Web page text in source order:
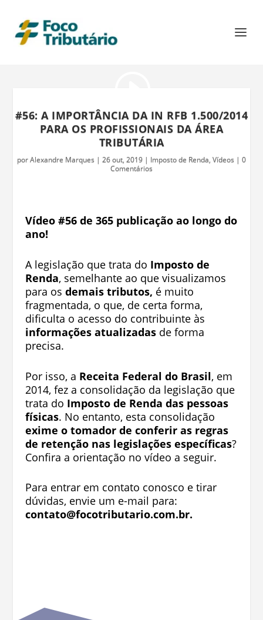
#56: A IMPORTÂNCIA DA IN RFB 1.500/2014
PARA OS PROFISSIONAIS DA ÁREA
TRIBUTÁRIA
porAlexandre Marques | 26 out, 2019 | Imposto de Renda, Vídeos | 0
Comentários
Vídeo #56 de 365 publicação ao longo do
ano!
A legislação que trata do Imposto de
Renda, semelhante ao que visualizamos
para os demais tributos, é muito
fragmentada, o que, de certa forma,
dificulta o acesso do contribuinte às
informações atualizadasde forma
precisa.
Por isso, a Receita Federal do Brasil, em
2014, fez a consolidação da legislação que
trata do Imposto de Renda das pessoas
físicas. No entanto, esta consolidação
exime o tomador de conferir as regras
de retenção nas legislações específicas?
Confira a orientação no vídeo a seguir.
Para entrar em contato conosco e tirar
dúvidas, envie um e-mail para:
contato@focotributario.com.br.